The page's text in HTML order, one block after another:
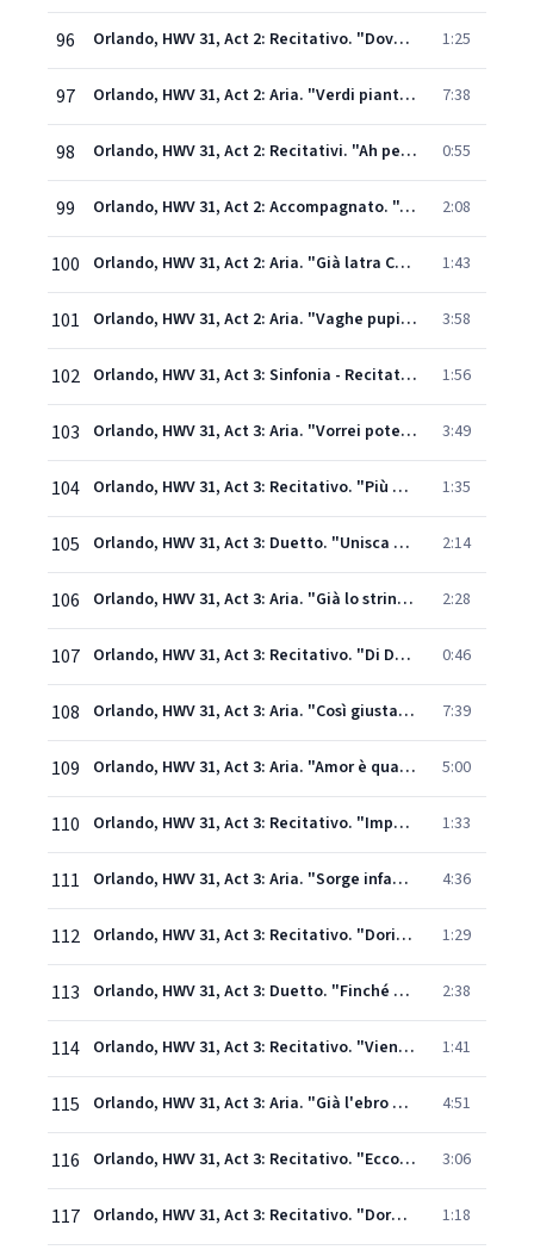
96 Orlando, HWV 31, Act 2: Recitativo. "Dove, dove guidate" - "Tutto a poter partire" (Orlando, Angelica) 1:25
97 Orlando, HWV 31, Act 2: Aria. "Verdi piante" (Angelica) 7:38
98 Orlando, HWV 31, Act 2: Recitativi. "Ah perfida, qui sei!" - "Ohimè! Che miro!" - "Amor, caro amore!" (Angelica, Orlando, Medoro) 0:55
99 Orlando, HWV 31, Act 2: Accompagnato. "Ah, Stigie larve!" (Orlando) 2:08
100 Orlando, HWV 31, Act 2: Aria. "Già latra Cerbero" (Orlando) 1:43
101 Orlando, HWV 31, Act 2: Aria. "Vaghe pupille, non piangete" (Orlando) 3:58
102 Orlando, HWV 31, Act 3: Sinfonia - Recitativo. "Di Dorinda alle mura" (Medoro, Dorinda) 1:56
103 Orlando, HWV 31, Act 3: Aria. "Vorrei poterti amar" (Medoro) 3:49
104 Orlando, HWV 31, Act 3: Recitativo. "Più obbligate gli sono" - "Pur ti trovo, o mio bene" (Orlando, Dorinda) 1:35
105 Orlando, HWV 31, Act 3: Duetto. "Unisca amor in noi" (Orlando, Dorinda) 2:14
106 Orlando, HWV 31, Act 3: Aria. "Già lo stringo" (Orlando) 2:28
107 Orlando, HWV 31, Act 3: Recitativo. "Di Dorinda all'albergo" (Angelica, Dorinda) 0:46
108 Orlando, HWV 31, Act 3: Aria. "Così giusta" - Recitativo. "S'è corrisposto un core" (Angelica, Dorinda) 7:39
109 Orlando, HWV 31, Act 3: Aria. "Amor è qual vento" (Dorinda) 5:00
110 Orlando, HWV 31, Act 3: Recitativo. "Impari ognun da Orlando" (Zoroastro) 1:33
111 Orlando, HWV 31, Act 3: Aria. "Sorge infausta una procella" (Zoroastro) 4:36
112 Orlando, HWV 31, Act 3: Recitativo. "Dorinda, e perchè piangi" - "Più non fuggir potrai" (Orlando, Angelica, Dorinda) 1:29
113 Orlando, HWV 31, Act 3: Duetto. "Finché prendi ancora il sangue" (Angelica, Orlando) 2:38
114 Orlando, HWV 31, Act 3: Recitativo. "Vieni!" - Concitato. "Già per la man d'Orlando" (Orlando, Angelica) 1:41
115 Orlando, HWV 31, Act 3: Aria. "Già l'ebro mio ciglio" (Orlando) 4:51
116 Orlando, HWV 31, Act 3: Recitativo. "Ecco il tempo prefisso!" - Accompagnato. "Tu, che del gran Tonante" (Zoroastro, Dorinda) - Sinfonia 3:06
117 Orlando, HWV 31, Act 3: Recitativo. "Dormo ancora" (Orlando, Dorinda) 1:18